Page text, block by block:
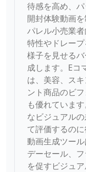
待感を高め、
開封体験動画
パレル小売業
特性やドレー
様子を見せる
成します。Eコ
は、美容、ス
ント商品のビ
も優れていま
なビジュアル
て評価するの
動画生成ツー
デーセール、
を促すビジュ